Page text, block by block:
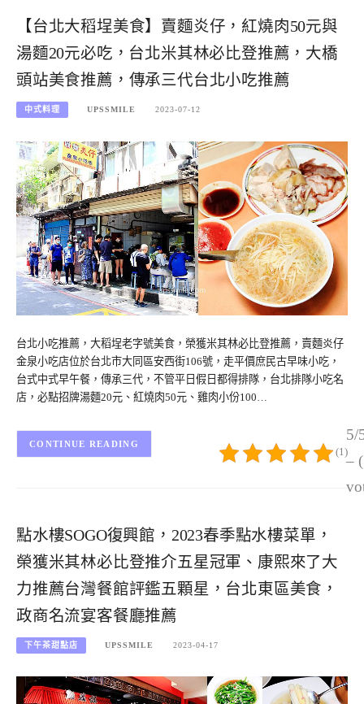
【台北大稻埕美食】賣麵炎仔，紅燒肉50元與
湯麵20元必吃，台北米其林必比登推薦，大橋
頭站美食推薦，傳承三代台北小吃推薦
中式料理 UPSSMILE 2023-07-12
台北小吃推薦，大稻埕老字號美食，榮獲米其林必比登推薦，賣麵炎仔
金泉小吃店位於台北市大同區安西街106號，走平價庶民古早味小吃，
台式中式早午餐，傳承三代，不管平日假日都得排隊，台北排隊小吃名
店，必點招牌湯麵20元、紅燒肉50元、雞肉小份100…
5/
–
(1)
CONTINUE READING
點水樓SOGO復興館，2023春季點水樓菜單，
榮獲米其林必比登推介五星冠軍、康熙來了大
力推薦台灣餐館評鑑五顆星，台北東區美食，
政商名流宴客餐廳推薦
下午茶甜點店 UPSSMILE 2023-04-17